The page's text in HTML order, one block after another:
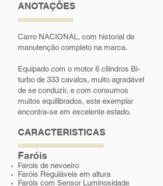
ANOTAÇÕES
Carro NACIONAL, com historial de
manutenção completo na marca.
Equipado com o motor 6 cilindros Bi-
turbo de 333 cavalos, muito agradável
de se conduzir, e com consumos
muitos equilibrados, este exemplar
encontra-se em excelente estado.
CARACTERISTICAS
Faróis
Farois de nevoeiro
Faróis Reguláveis em altura
Faróis com Sensor Luminosidade